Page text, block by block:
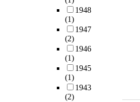
1948
(1)
1947
(2)
1946
(1)
1945
(1)
1943
(2)